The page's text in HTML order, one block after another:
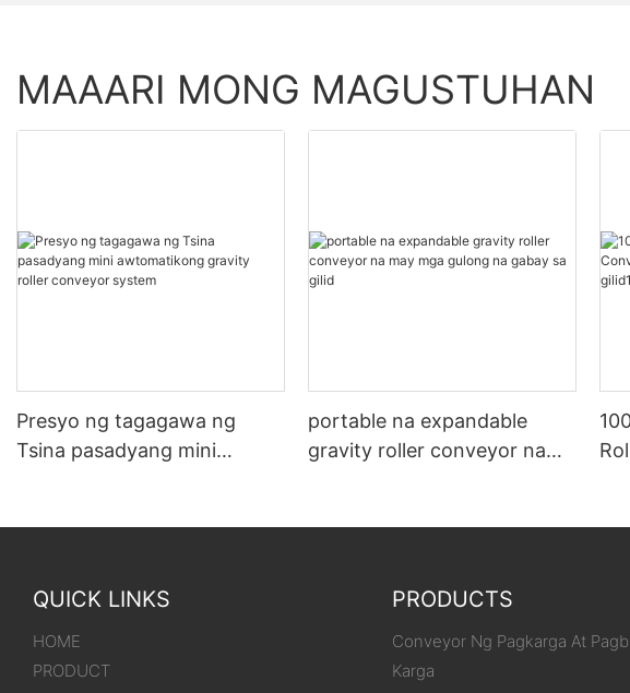
MAAARI MONG MAGUSTUHAN
Presyo ng tagagawa ng
Tsina pasadyang mini
portable na expandable
gravity roller conveyor na
QUICK LINKS
HOME
PRODUCT
PRODUCTS
Conveyor Ng Pagkarga At
Karga